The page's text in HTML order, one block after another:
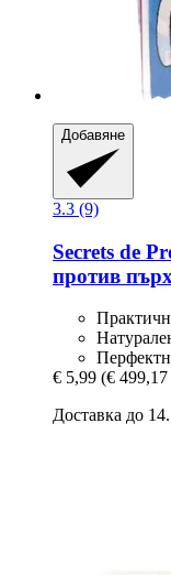
Добавяне
3.3 (9)
Secrets de
против
€ 5,99 (€ 499,17
Доставка до